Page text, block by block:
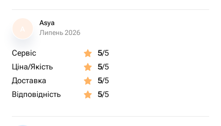
A
Asya
Липень 2026
Сервіс 5/5
Ціна/Якість
5/5
Доставка
5/5
Відповідність
5/5